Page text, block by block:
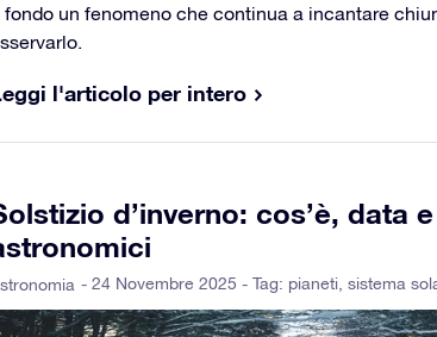
fondo un fenomeno che continua a incantare
l'articolo per intero
d’inverno: cos’è, data
- 24 Novembre 2025 - Tag: pianeti sistema